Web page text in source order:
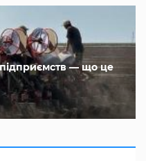
підприємств — що це